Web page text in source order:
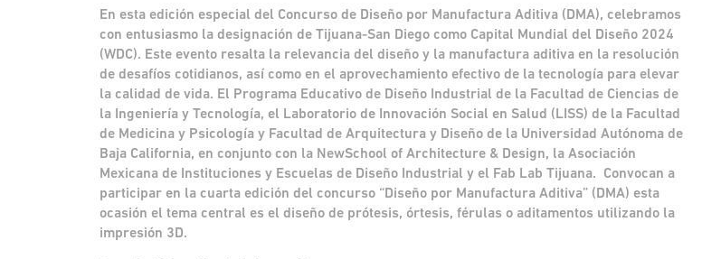
En esta edición especial del Concurso de Diseño por Manufactura Aditiva (DMA), celebramos
con entusiasmo la designación de Tijuana-San Diego como Capital Mundial del Diseño 2024
(WDC). Este evento resalta la relevancia del diseño y la manufactura aditiva en la resolución
de desafíos cotidianos, así como en el aprovechamiento efectivo de la tecnología para elevar
la calidad de vida. El Programa Educativo de Diseño Industrial de la Facultad de Ciencias de
la Ingeniería y Tecnología, el Laboratorio de Innovación Social en Salud (LISS) de la Facultad
de Medicina y Psicología y Facultad de Arquitectura y Diseño de la Universidad Autónoma de
Baja California, en conjunto con la NewSchool of Architecture & Design, la Asociación
Mexicana de Instituciones y Escuelas de Diseño Industrial y el Fab Lab Tijuana. Convocan a
participar en la cuarta edición del concurso “Diseño por Manufactura Aditiva” (DMA) esta
ocasión el tema central es el diseño de prótesis, órtesis, férulas o aditamentos utilizando la
impresión 3D.